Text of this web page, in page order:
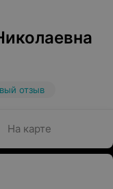
отзыв
На карте